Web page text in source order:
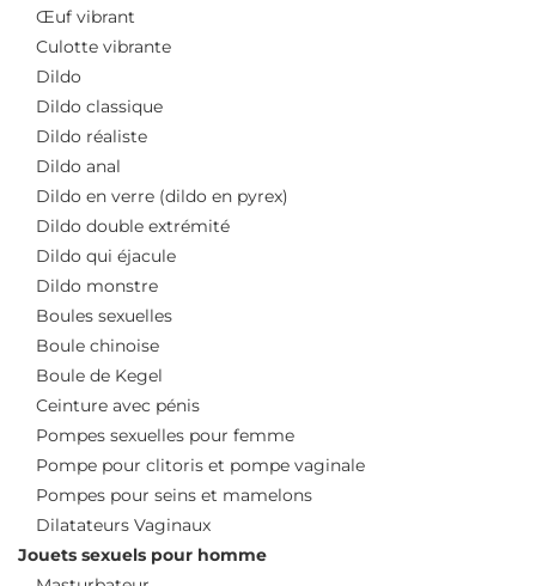
Œuf vibrant
Culotte vibrante
Dildo
Dildo classique
Dildo réaliste
Dildo anal
Dildo en verre (dildo en pyrex)
Dildo double extrémité
Dildo qui éjacule
Dildo monstre
Boules sexuelles
Boule chinoise
Boule de Kegel
Ceinture avec pénis
Pompes sexuelles pour femme
Pompe pour clitoris et pompe vaginale
Pompes pour seins et mamelons
Dilatateurs Vaginaux
Jouets sexuels pour homme